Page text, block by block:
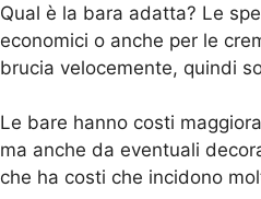
Qual è la bara adatta? Le
economici o anche per le
brucia velocemente, quindi
Le bare hanno costi
ma anche da eventuali
che ha costi che incidono